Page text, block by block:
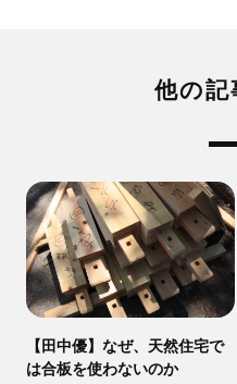
他の記
【田中優】なぜ、天然住宅で
は合板を使わないのか